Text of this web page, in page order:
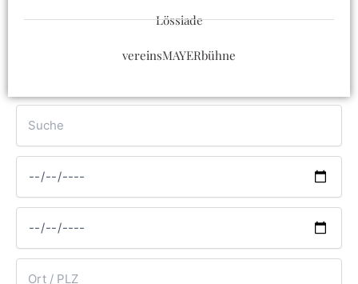
Lössiade
vereinsMAYERbühne
Suche
Von
Bis
Ort
oder
PLZ
Kategorie